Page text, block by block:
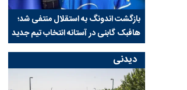
بازگشت اندونگ به استقلال منتفی شد؛
هافبک گابنی در آستانه انتخاب تیم جدید
دیدنی